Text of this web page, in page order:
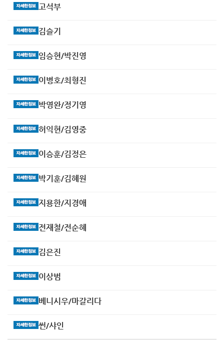
고석부
김슬기
임승현/박진영
이병호/최형진
박영완/정기영
허익현/김영중
이승훈/김정은
박기훈/김혜원
지용한/지경애
전재철/전순혜
김은진
이상범
베니시우/마갈리다
썬/샤인